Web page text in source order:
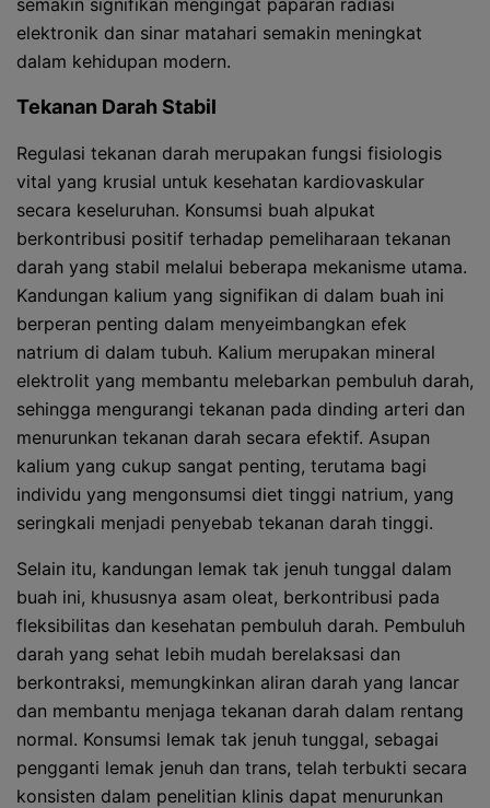
semakin signifikan mengingat paparan radiasi
elektronik dan sinar matahari semakin meningkat
dalam kehidupan modern.
Tekanan Darah Stabil
Regulasi tekanan darah merupakan fungsi fisiologis
vital yang krusial untuk kesehatan kardiovaskular
secara keseluruhan. Konsumsi buah alpukat
berkontribusi positif terhadap pemeliharaan tekanan
darah yang stabil melalui beberapa mekanisme utama.
Kandungan kalium yang signifikan di dalam buah ini
berperan penting dalam menyeimbangkan efek
natrium di dalam tubuh. Kalium merupakan mineral
elektrolit yang membantu melebarkan pembuluh darah,
sehingga mengurangi tekanan pada dinding arteri dan
menurunkan tekanan darah secara efektif. Asupan
kalium yang cukup sangat penting, terutama bagi
individu yang mengonsumsi diet tinggi natrium, yang
seringkali menjadi penyebab tekanan darah tinggi.
Selain itu, kandungan lemak tak jenuh tunggal dalam
buah ini, khususnya asam oleat, berkontribusi pada
fleksibilitas dan kesehatan pembuluh darah. Pembuluh
darah yang sehat lebih mudah berelaksasi dan
berkontraksi, memungkinkan aliran darah yang lancar
dan membantu menjaga tekanan darah dalam rentang
normal. Konsumsi lemak tak jenuh tunggal, sebagai
pengganti lemak jenuh dan trans, telah terbukti secara
konsisten dalam penelitian klinis dapat menurunkan